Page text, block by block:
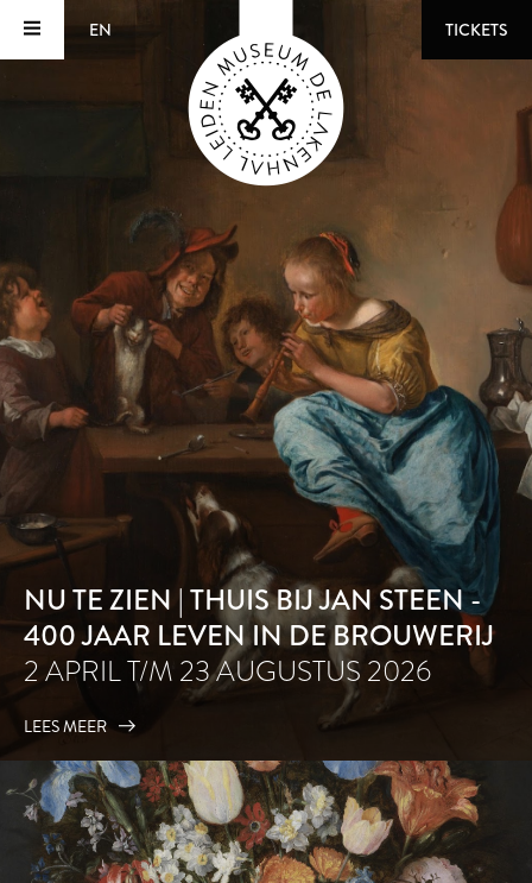
EN TICKETS
NU TE ZIEN | THUIS BIJ JAN STEEN -
400 JAAR LEVEN IN DE BROUWERIJ
2 APRIL T/M 23 AUGUSTUS 2026
LEES MEER